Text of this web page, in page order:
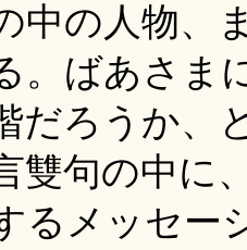
中の人物、
。ばあさま
だろうか、
雙句の中に
るメッセー